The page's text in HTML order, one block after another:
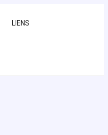
LIENS